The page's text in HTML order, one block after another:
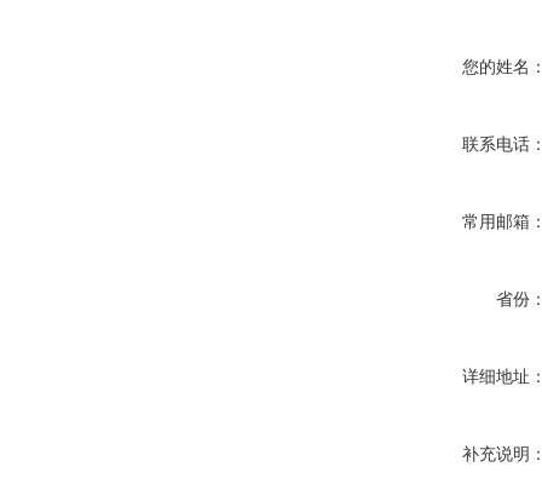
您的姓名
联系电话
常用邮箱
省份
详细地址
补充说明